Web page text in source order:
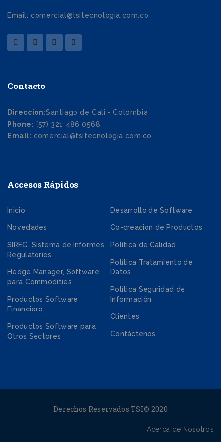
Email: comercial@tsitecnologia.com.co
Contacto
Dirección:Santiago de Cali - Colombia
Phone: (57) 321 486 0568
Email: comercial@tsitecnologia.com.co
Accesos Rápidos
Inicio
Novedades
SIREG, Sistema de Informes
Regulatorios
Hedge Manager, Software
para Commodities
Productos Software
Financiero
Productos Software para
Otros Sectores
Desarrollo de Software
Co-creación de Productos
Política de Calidad
Política Tratamiento de
Datos
Política Seguridad de
Información
Clientes
Contáctenos
Derechos Reservados TSI® 2020
Acerca de Nosotros